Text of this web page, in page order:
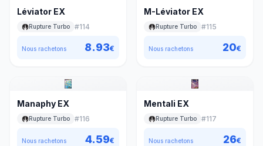
Léviator EX
Rupture Turbo #114
Nous rachetons 8.93€
M-Léviator EX
Rupture Turbo #115
Nous rachetons 20€
Manaphy EX
Rupture Turbo #116
Nous rachetons 4.59€
Mentali EX
Rupture Turbo #117
Nous rachetons 26€